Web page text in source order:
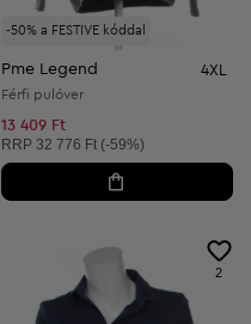
-50% a FESTIVE kóddal
Pme Legend 4XL
Férfi pulóver
13 409 Ft
Ajánlott ár:
RRP 32 776 Ft (-59%)
2